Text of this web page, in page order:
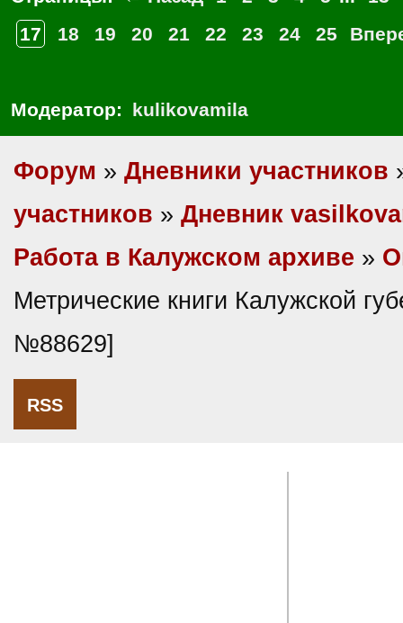
17
18 19 20 21 22 23 24 25
Модератор: kulikovamila
Форум » Дневники участников
участников » Дневник
Работа в Калужском архиве »
Метрические книги Калужской
№88629]
RSS